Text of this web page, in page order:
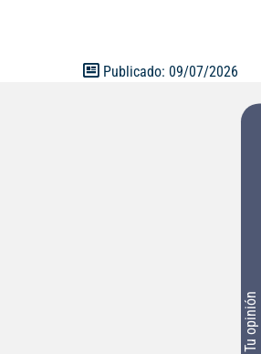
Tu opinión
Publicado: 09/07/2026